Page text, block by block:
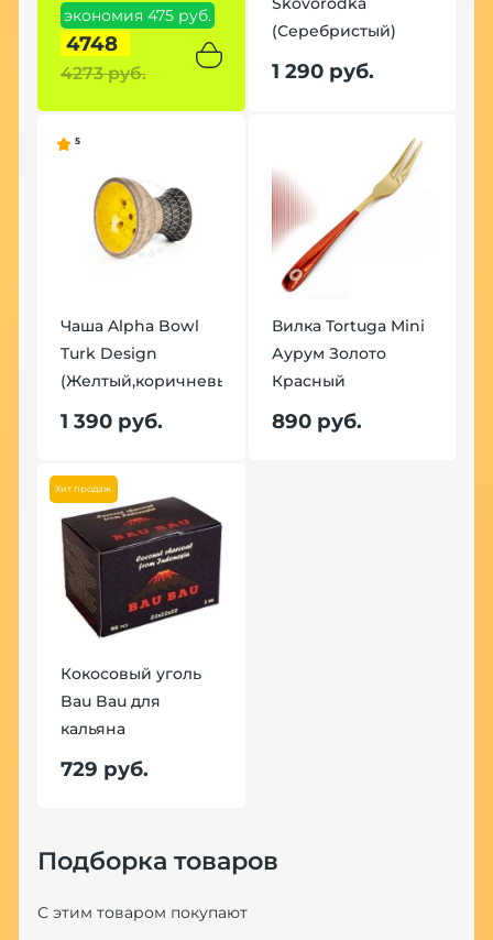
экономия 475 руб.
4748
4273 руб.
(Серебристый)
1 290 руб.
5
Чаша Alpha Bowl
Turk Design
(Желтый,коричневый)
1 390 руб.
Вилка Tortuga Mini
Аурум Золото
Красный
890 руб.
Хит продаж
Кокосовый уголь
Bau Bau для
кальяна
729 руб.
Подборка товаров
С этим товаром покупают